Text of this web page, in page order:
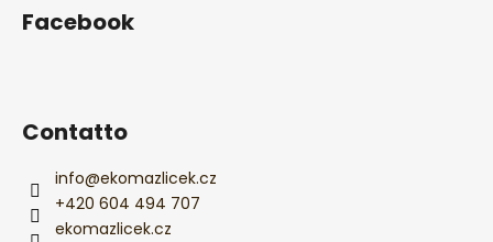
Facebook
Contatto
info@ekomazlicek.cz
+420 604 494 707
ekomazlicek.cz